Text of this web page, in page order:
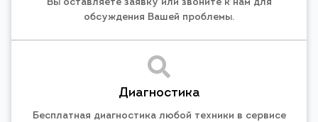
Вы оставляете заявку или звоните к нам для
обсуждения Вашей проблемы.
Диагностика
Бесплатная диагностика любой техники в сервисе